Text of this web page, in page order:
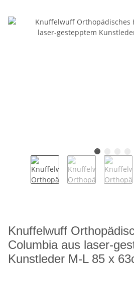
Knuffelwuff
Columbia aus laser-
Kunstleder M-L 85 x